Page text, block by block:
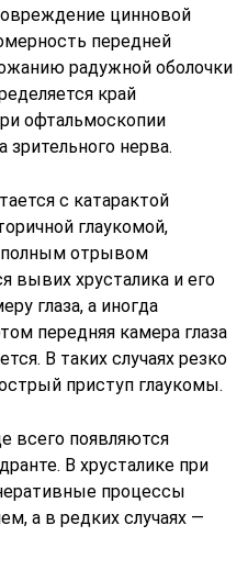
цинновой
передней
радужной оболочки
край
офтальмоскопии
нерва.
с катарактой
глаукомой,
полным отрывом
вывих хрусталика и его
глаза, а иногда
передняя камера глаза
В таких случаях резко
приступ глаукомы.
всего появляются
В хрусталике при
процессы
а в редких случаях —